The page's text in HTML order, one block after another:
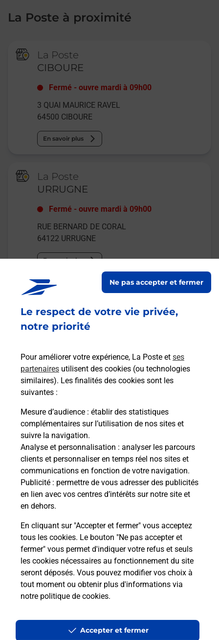
Le respect de votre vie privée,
notre priorité
Pour améliorer votre expérience, La Poste et ses
partenaires utilisent des cookies (ou technologies
similaires). Les finalités des cookies sont les
suivantes :
Mesure d’audience : établir des statistiques
complémentaires sur l’utilisation de nos sites et
suivre la navigation.
Analyse et personnalisation : analyser les parcours
clients et personnaliser en temps réel nos sites et
communications en fonction de votre navigation.
Publicité : permettre de vous adresser des publicités
en lien avec vos centres d’intérêts sur notre site et
en dehors.
En cliquant sur "Accepter et fermer" vous acceptez
tous les cookies. Le bouton "Ne pas accepter et
fermer" vous permet d'indiquer votre refus et seuls
les cookies nécessaires au fonctionnement du site
seront déposés. Vous pouvez modifier vos choix à
tout moment ou obtenir plus d'informations via
notre politique de cookies.
Ne pas accepter et fermer
Accepter et fermer
La Poste à proximité
La Poste
CIBOURE
Fermé -ouvre mardi à 09h00
3 QUAI MAURICE RAVEL
64500 CIBOURE
En savoir plus
La Poste
URRUGNE
Fermé -ouvre mardi à 09h00
RUE BERNARD DE CORAL
64122 URRUGNE
En savoir plus
Malin !
La Poste
en ligne
Ouvert 24h/24
En savoir plus
Recherchez un autre point de contact
Questions fréquemment posées
Quel réseau utilise La Poste Mobile ?
Est-ce que je peux garder mon
numéro de mobile gratuitement ?
Est-ce que je peux bénéficier de la 5G
avec La Poste Mobile ?
à l’étranger avec La Poste Mobile ?